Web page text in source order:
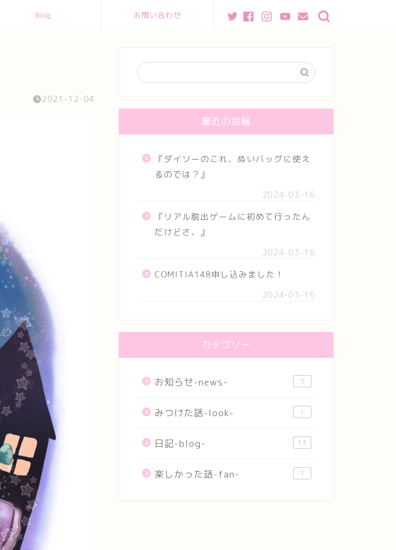
Blog お問い合わせ
2021-12-04
最近の投稿
『ダイソーのこれ、ぬいバッグに使え
るのでは？』
2024-03-16
『リアル脱出ゲームに初めて行ったん
だけどさ、』
2024-03-16
COMITIA148申し込みました！
2024-03-16
カテゴリー
お知らせ-news- 5
みつけた話-look- 1
日記-blog- 13
楽しかった話-fan- 1